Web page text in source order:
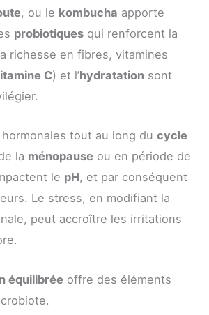
, ou le kombucha apporte
probiotiques qui renforcent la
richesse en fibres, vitamines
C) et l’hydratation sont
tout au long du cycle
la ménopause ou en période de
le pH, et par conséquent
Le stress, en modifiant la
peut accroître les irritations
équilibrée offre des éléments